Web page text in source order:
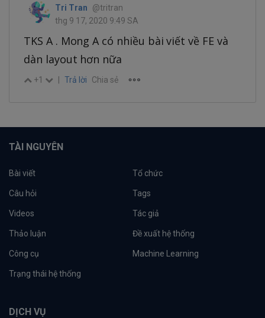
Tri Tran
@tritran
thg 9 17, 2020 9:49 SA
TKS A . Mong A có nhiều bài viết về FE và
dàn layout hơn nữa
+1 Trả lời Chia sẻ
TÀI NGUYÊN
Bài viết Tổ chức
Câu hỏi Tags
Videos Tác giả
Thảo luận Đề xuất hệ thống
Công cụ Machine Learning
Trạng thái hệ thống
DỊCH VỤ